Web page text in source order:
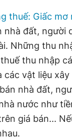
thuế: Giấc
nhà đất, người
Những thu
thu nhập
các vật liệu
nhà đất,
nước như
giá bán...